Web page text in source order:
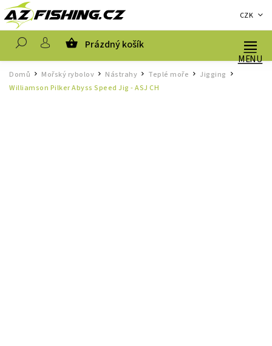
CZK
Prázdný košík
Domů / Mořský rybolov / Nástrahy / Teplé moře / Jigging
Williamson Pilker Abyss Speed Jig - ASJ CH